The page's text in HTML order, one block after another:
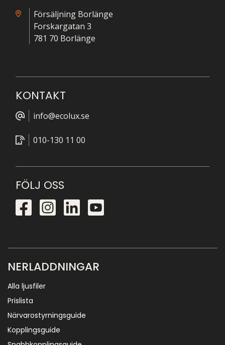
Försäljning Borlänge
Forskargatan 3
781 70 Borlänge
KONTAKT
info@ecolux.se
010-130 11 00
FÖLJ OSS
NERLADDNINGAR
Alla ljusfiler
Prislista
Närvarostyrningsguide
Kopplingsguide